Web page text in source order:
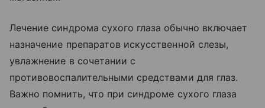
Лечение синдрома сухого глаза обычно включает
назначение препаратов искусственной слезы,
увлажнение в сочетании с
противовоспалительными средствами для глаз.
Важно помнить, что при синдроме сухого глаза